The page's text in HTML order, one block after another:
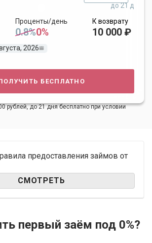
до 21 д
Проценты/день
0.8%0%
К возврату
10 000 ₽
2026
бесплатно
рублей, до 21 дня бесплатно при условии
предоставления займов от
СМОТРЕТЬ
первый заём под 0%?